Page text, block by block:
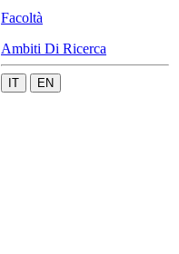
Facoltà
Ambiti Di Ricerca
IT EN